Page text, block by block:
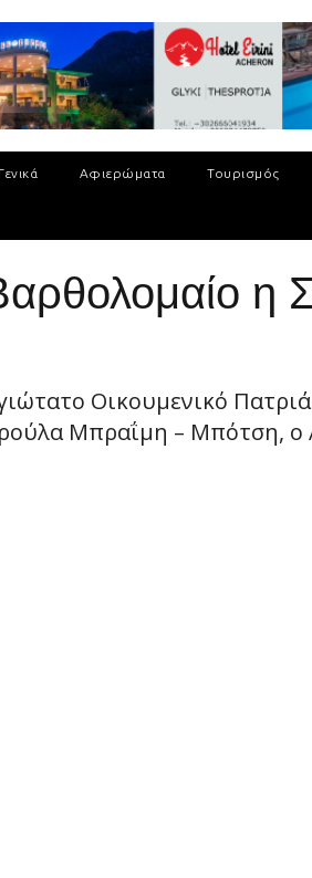
Γενικά Αφιερώματα Τουρισμός
η
Οικουμενικό
Μπραΐμη – Μπότση, ο